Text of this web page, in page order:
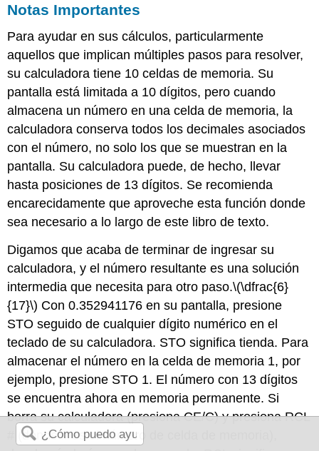
Notas Importantes
Para ayudar en sus cálculos, particularmente
aquellos que implican múltiples pasos para resolver,
su calculadora tiene 10 celdas de memoria. Su
pantalla está limitada a 10 dígitos, pero cuando
almacena un número en una celda de memoria, la
calculadora conserva todos los decimales asociados
con el número, no solo los que se muestran en la
pantalla. Su calculadora puede, de hecho, llevar
hasta posiciones de 13 dígitos. Se recomienda
encarecidamente que aproveche esta función donde
sea necesario a lo largo de este libro de texto.
Digamos que acaba de terminar de ingresar su
calculadora, y el número resultante es una solución
intermedia que necesita para otro paso.\(\dfrac{6}
{17}\) Con 0.352941176 en su pantalla, presione
STO seguido de cualquier dígito numérico en el
teclado de su calculadora. STO significa tienda. Para
almacenar el número en la celda de memoria 1, por
ejemplo, presione STO 1. El número con 13 dígitos
se encuentra ahora en memoria permanente. Si
borra su calculadora (presiona CE/C) y presiona RCL
# (donde # es el número de celda de memoria),